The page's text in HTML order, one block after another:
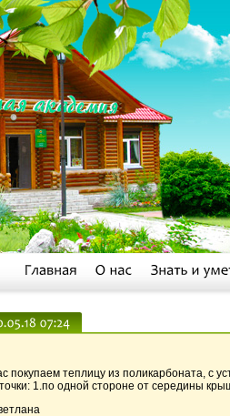
покупаем теплицу из поликарбоната, с
1.по одной стороне от середины